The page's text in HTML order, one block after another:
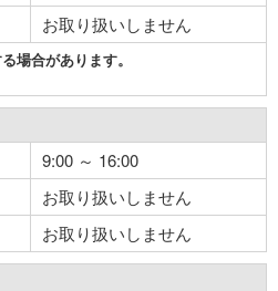
お取り扱いしません
場合があります。
9:00 ～ 16:00
お取り扱いしません
お取り扱いしません